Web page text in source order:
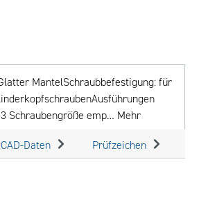
MantelSchraubbefestigung: für
Schraubengröße emp… Mehr
CAD-Daten Prüfzeichen